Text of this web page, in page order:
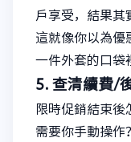
戶享受，結果其
這就像你以為優
一件外套的口袋
5. 查清續費/
限時促銷結束
需要你手動操作